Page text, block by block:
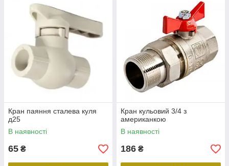
Кран паяння сталева куля
д25
В наявності
65 ₴
Кран кульовий 3/4 з
американкою
В наявності
186 ₴